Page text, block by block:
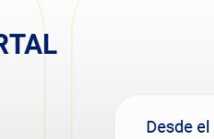
por otros factores.
que, “hay muchos baches
realiza un trabajo conjunto
que, “es prioritario gestionar
asfáltica, para llevar